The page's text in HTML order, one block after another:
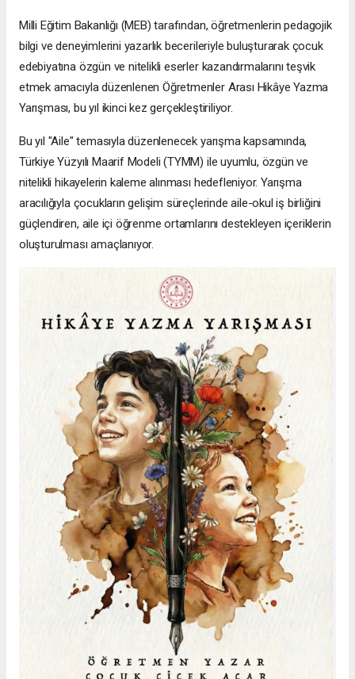
Milli Eğitim Bakanlığı (MEB) tarafından, öğretmenlerin pedagojik
bilgi ve deneyimlerini yazarlık becerileriyle buluşturarak çocuk
edebiyatına özgün ve nitelikli eserler kazandırmalarını teşvik
etmek amacıyla düzenlenen Öğretmenler Arası Hikâye Yazma
Yarışması, bu yıl ikinci kez gerçekleştiriliyor.
Bu yıl "Aile" temasıyla düzenlenecek yarışma kapsamında,
Türkiye Yüzyılı Maarif Modeli (TYMM) ile uyumlu, özgün ve
nitelikli hikayelerin kaleme alınması hedefleniyor. Yarışma
aracılığıyla çocukların gelişim süreçlerinde aile-okul iş birliğini
güçlendiren, aile içi öğrenme ortamlarını destekleyen içeriklerin
oluşturulması amaçlanıyor.